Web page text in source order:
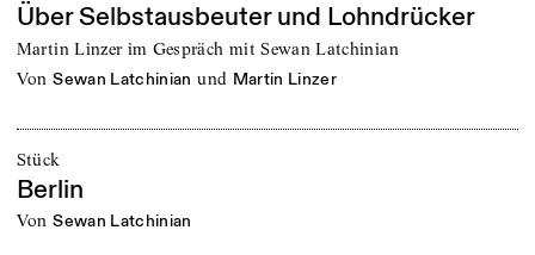
Über Selbstausbeuter und Lohndrücker
Martin Linzer im Gespräch mit Sewan Latchinian
von Sewan Latchinian und Martin Linzer
Stück
Berlin
von Sewan Latchinian